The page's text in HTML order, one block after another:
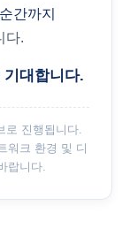
간까지
다.
대합니다.
로 진행됩니다.
워크 환경 및 디
랍니다.